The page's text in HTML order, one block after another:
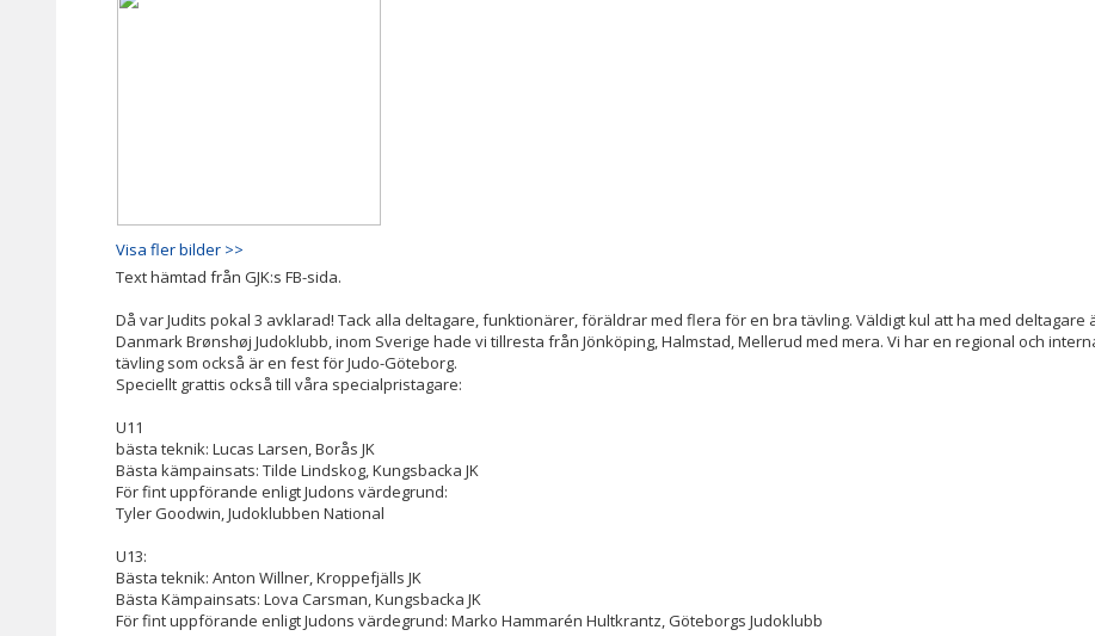
Visa fler bilder >>
Text hämtad från GJK:s FB-sida.
Då var Judits pokal 3 avklarad! Tack alla deltagare, funktionärer, föräldrar med flera för en bra tävling. Väldigt kul att ha med deltagare
Danmark Brønshøj Judoklubb, inom Sverige hade vi tillresta från Jönköping, Halmstad, Mellerud med mera. Vi har en regional och
tävling som också är en fest för Judo-Göteborg.
Speciellt grattis också till våra specialpristagare:
U11
bästa teknik: Lucas Larsen, Borås JK
Bästa kämpainsats: Tilde Lindskog, Kungsbacka JK
För fint uppförande enligt Judons värdegrund:
Tyler Goodwin, Judoklubben National
U13:
Bästa teknik: Anton Willner, Kroppefjälls JK
Bästa Kämpainsats: Lova Carsman, Kungsbacka JK
För fint uppförande enligt Judons värdegrund: Marko Hammarén Hultkrantz, Göteborgs Judoklubb